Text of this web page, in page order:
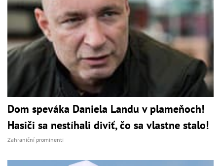
Dom speváka Daniela Landu v plameňoch!
Hasiči sa nestíhali diviť, čo sa vlastne stalo!
Zahraniční prominenti